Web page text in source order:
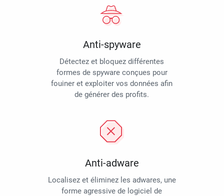
Anti-spyware
Détectez et bloquez différentes
formes de spyware conçues pour
fouiner et exploiter vos données afin
de générer des profits.
Anti-adware
Localisez et éliminez les adwares, une
forme agressive de logiciel de